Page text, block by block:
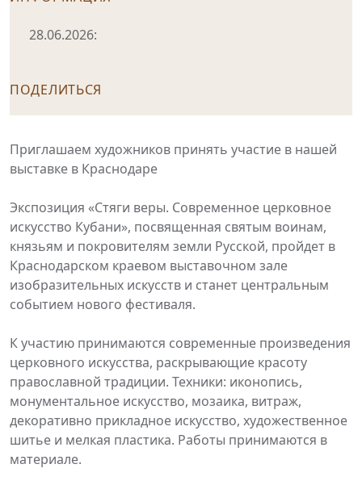
28.06.2026:
ПОДЕЛИТЬСЯ
Приглашаем художников принять участие в нашей
выставке в Краснодаре
Экспозиция «Стяги веры. Современное церковное
искусство Кубани», посвященная святым воинам,
князьям и покровителям земли Русской, пройдет в
Краснодарском краевом выставочном зале
изобразительных искусств и станет центральным
событием нового фестиваля.
К участию принимаются современные произведения
церковного искусства, раскрывающие красоту
православной традиции. Техники: иконопись,
монументальное искусство, мозаика, витраж,
декоративно прикладное искусство, художественное
шитье и мелкая пластика. Работы принимаются в
материале.